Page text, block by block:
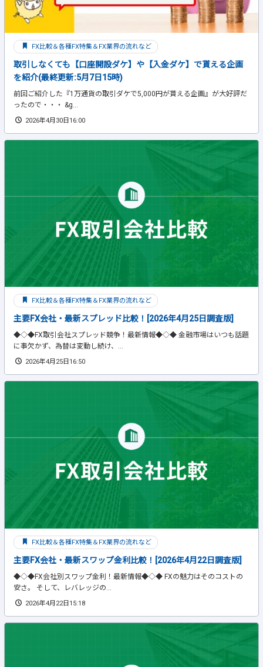
FX比較＆各種FX特集＆FX業界の流れなど
取引しなくても【口座開設ダケ】や【入金ダケ】で貰える企画
を紹介(最終更新:5月7日15時)
前回ご紹介した『1万通貨の取引ダケで5,000円が貰える企画』が大好評だ
ったので・・・ &g...
2026年4月30日16:00
FX比較＆各種FX特集＆FX業界の流れなど
主要FX会社・最新スプレッド比較！[2026年4月25日調査版]
◆◇◆FX取引会社スプレッド競争！最新情報◆◇◆ 金融市場はいつも話題
に事欠かず、為替は変動し続け、...
2026年4月25日16:50
FX比較＆各種FX特集＆FX業界の流れなど
主要FX会社・最新スワップ金利比較！[2026年4月22日調査版]
◆◇◆FX会社別スワップ金利！最新情報◆◇◆ FXの魅力はそのコストの
安さ。 そして、レバレッジの...
2026年4月22日15:18